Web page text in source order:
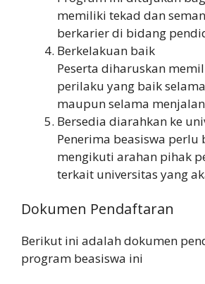
memiliki tekad dan
berkarier di bidang
Berkelakuan baik
Peserta diharuskan
perilaku yang baik
maupun selama
Bersedia diarahkan ke
Penerima beasiswa perlu
mengikuti arahan pihak
terkait universitas yang
Dokumen Pendaftaran
Berikut ini adalah dokumen
program beasiswa ini